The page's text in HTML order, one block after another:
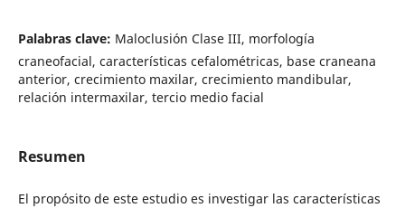
Palabras clave: Maloclusión Clase III, morfología
craneofacial, características cefalométricas, base craneana
anterior, crecimiento maxilar, crecimiento mandibular,
relación intermaxilar, tercio medio facial
Resumen
El propósito de este estudio es investigar las características